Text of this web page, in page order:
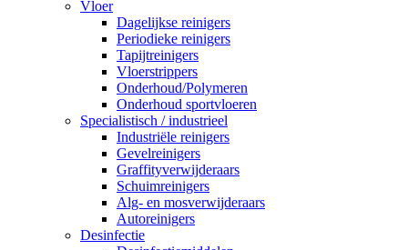
Vloer
Dagelijkse reinigers
Periodieke reinigers
Tapijtreinigers
Vloerstrippers
Onderhoud/Polymeren
Onderhoud sportvloeren
Specialistisch / industrieel
Industriële reinigers
Gevelreinigers
Graffityverwijderaars
Schuimreinigers
Alg- en mosverwijderaars
Autoreinigers
Desinfectie